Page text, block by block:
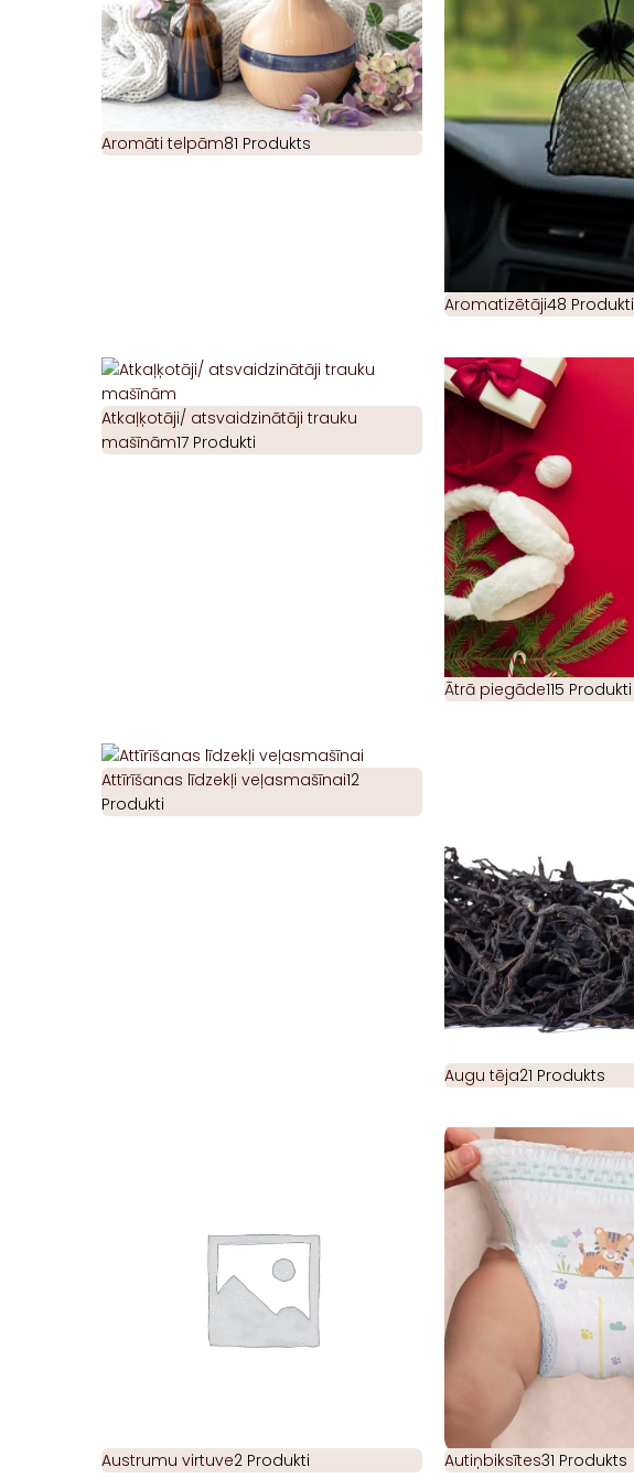
Aromāti telpām81 Produkts
Aromatizētāji48 Produkti
Atkaļķotāji/ atsvaidzinātāji trauku
mašīnām17 Produkti
Ātrā piegāde115 Produkti
Attīrīšanas līdzekļi veļasmašīnai12
Produkti
Augu tēja21 Produkts
Austrumu virtuve2 Produkti Autiņbiksītes31 Produkts